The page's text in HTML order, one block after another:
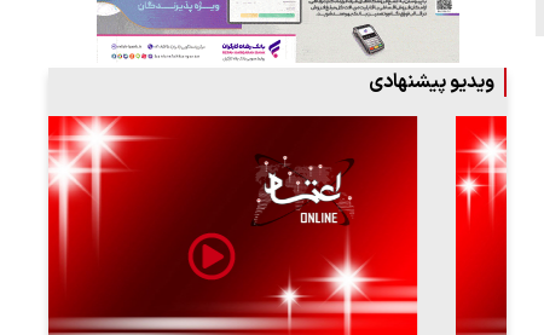
ویدیو پیشنهادی